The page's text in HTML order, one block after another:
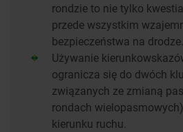
rondzie to nie tylko
przede wszystkim
bezpieczeństwa na drodze.
Używanie
ogranicza się do dwóch
związanych ze zmianą
rondach
kierunku ruchu.